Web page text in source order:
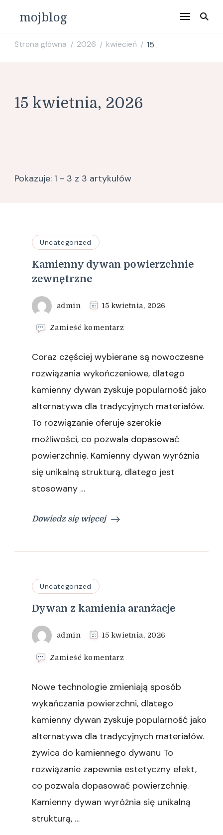
mojblog
Strona główna / 2026 / kwiecień / 15
15 kwietnia, 2026
Pokazuje: 1 - 3 z 3 artykułów
Uncategorized
Kamienny dywan powierzchnie
zewnętrzne
admin 15 kwietnia, 2026
Zamieść komentarz
dywan
powierzchnie
zewnętrzne
Coraz częściej wybierane są nowoczesne
rozwiązania wykończeniowe, dlatego
kamienny dywan zyskuje popularność jako
alternatywa dla tradycyjnych materiałów.
To rozwiązanie oferuje szerokie
możliwości, co pozwala dopasować
powierzchnię. Kamienny dywan wyróżnia
się unikalną strukturą, dlatego jest
stosowany …
Dowiedz się więcej
Uncategorized
Dywan z kamienia aranżacje
admin 15 kwietnia, 2026
Zamieść komentarz
z
kamienia
aranżacje
Nowe technologie zmieniają sposób
wykańczania powierzchni, dlatego
kamienny dywan zyskuje popularność jako
alternatywa dla tradycyjnych materiałów.
żywica do kamiennego dywanu To
rozwiązanie zapewnia estetyczny efekt,
co pozwala dopasować powierzchnię.
Kamienny dywan wyróżnia się unikalną
strukturą, …